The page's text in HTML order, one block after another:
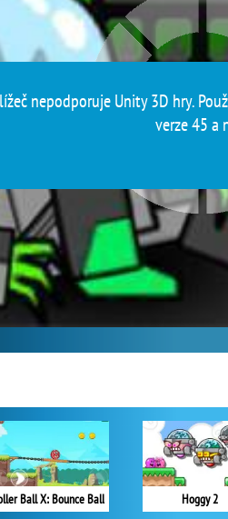
nepodporuje Unity 3D hry.
verze 45 a
Ball X: Bounce Ball Hoggy 2